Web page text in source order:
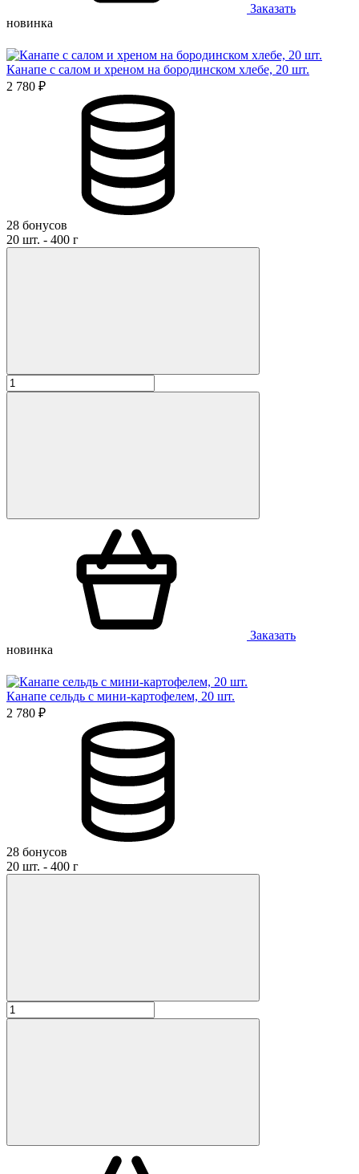
Заказать
новинка
Канапе с салом и хреном на бородинском хлебе, 20 шт.
2 780 ₽
28 бонусов
20 шт. - 400 г
Заказать
новинка
Канапе сельдь с мини-картофелем, 20 шт.
2 780 ₽
28 бонусов
20 шт. - 400 г